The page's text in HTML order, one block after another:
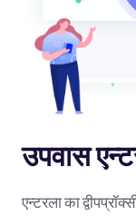
उपवास
एन्टरला का